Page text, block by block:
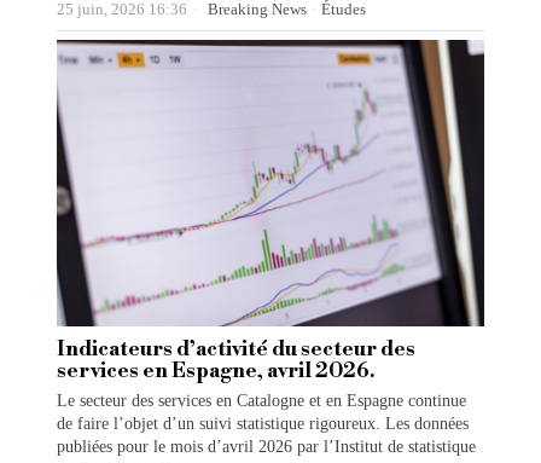
25 juin, 2026 16:36 Breaking News · Études
Indicateurs d’activité du secteur des
services en Espagne, avril 2026.
Le secteur des services en Catalogne et en Espagne continue
de faire l’objet d’un suivi statistique rigoureux. Les données
publiées pour le mois d’avril 2026 par l’Institut de statistique